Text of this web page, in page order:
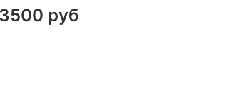
3500 руб